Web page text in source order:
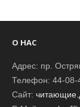
О НАС
Адрес: пр.
Телефон: 44-08-
Сайт: